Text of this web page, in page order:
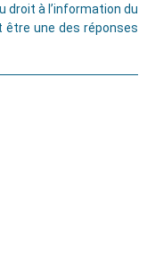
droit à l’information du
une des réponses